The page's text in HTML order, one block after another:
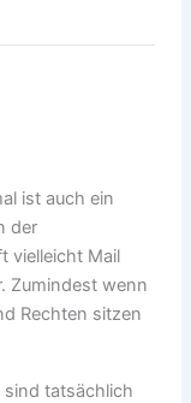
ist auch ein
der
vielleicht Mail
Zumindest wenn
Rechten sitzen
sind tatsächlich